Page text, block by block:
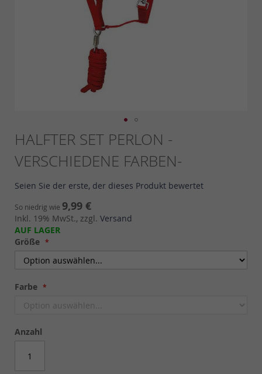
Skip
to
the
beginning
of
the
images
gallery
HALFTER SET PERLON -
VERSCHIEDENE FARBEN-
Seien Sie der erste, der dieses Produkt bewertet
So niedrig wie 9,99 €
Inkl. 19% MwSt., zzgl. Versand
AUF LAGER
Größe
Farbe
Anzahl